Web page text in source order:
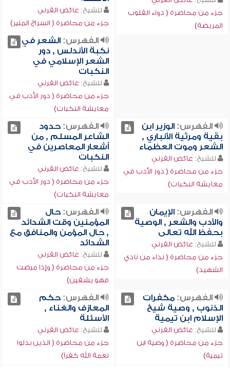
جزء من محاضرة ( دواء القلوب
المريضة)
للشيخ: عائض القرني
جزء من محاضرة ( السراج المنير)
الفهرس:الشعر في
نكبة الأندلس , دور
الشعر الإسلامي في
النكبات
للشيخ: عائض القرني
جزء من محاضرة ( دور الأدب في
معايشة النكبات)
الفهرس:الوزير ابن
بقية ومرثية الأنباري ,
الشعر وموت العظماء
للشيخ: عائض القرني
جزء من محاضرة ( دور الأدب في
معايشة النكبات)
الفهرس:حدود
الشاعر المسلم , من
أشعار المعاصرين في
النكبات
للشيخ: عائض القرني
جزء من محاضرة ( دور الأدب في
معايشة النكبات)
الفهرس:الإيمان
والأدب والشعر , الوصية
بحفظ الله تعالى
للشيخ: عائض القرني
جزء من محاضرة ( نداء من نادي
الشهيد)
الفهرس:حال
المؤمنين وقت الشدائد
, حال المؤمن والمنافق مع
الشدائد
للشيخ: عائض القرني
جزء من محاضرة ( وإذا مرضت
فهو يشفين)
الفهرس:مكفرات
الذنوب , وصية شيخ
الإسلام ابن تيمية
للشيخ: عائض القرني
جزء من محاضرة ( وصية ابن
تيمية)
الفهرس:حكم
المعازف والغناء ,
الأسئلة
للشيخ: عائض القرني
جزء من محاضرة ( الذين بدلوا
نعمة الله كفراً)